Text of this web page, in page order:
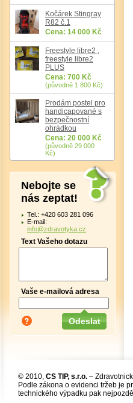
Kočárek Stingray
R82 č.1
Cena: 14 000 Kč
Freestyle libre2 ,
freestyle libre2
PLUS
Cena: 700 Kč
(původně 1 800 Kč)
Prodám postel pro
handicapované s
bezpečnostní
ohrádkou
Cena: 20 000 Kč
(původně 29 000
Kč)
Nebojte se
nás zeptat!
Tel.: +420 603 281 096
E-mail:
info@zdravotyka.cz
Text Vašeho dotazu
Vaše e-mailová adresa
© 2010, CS TIP, s.r.o. –
Podle zákona o evidenci tržeb je
technického výpadku pak